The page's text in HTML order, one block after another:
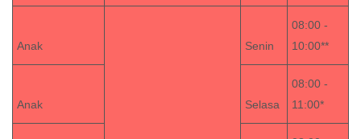
Anak Senin
08:00 -
10:00**
Anak Selasa
08:00 -
11:00*